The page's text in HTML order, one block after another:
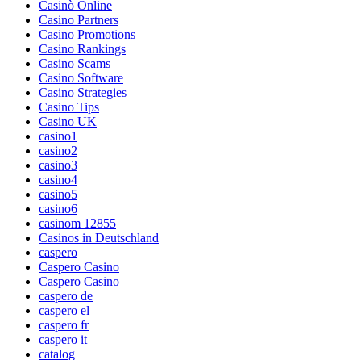
Casinò Online
Casino Partners
Casino Promotions
Casino Rankings
Casino Scams
Casino Software
Casino Strategies
Casino Tips
Casino UK
casino1
casino2
casino3
casino4
casino5
casino6
casinom 12855
Casinos in Deutschland
caspero
Caspero Casino
Caspero Casino
caspero de
caspero el
caspero fr
caspero it
catalog